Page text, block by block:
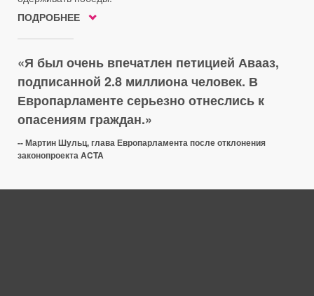
ПОДРОБНЕЕ
Я был очень впечатлен петицией Авааз,
подписанной 2.8 миллиона человек. В
Европарламенте серьезно отнеслись к
опасениям граждан.
-- Мартин Шульц, глава Европарламента после отклонения
законопроекта ACTA